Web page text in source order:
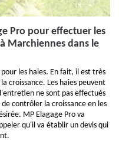
Pro pour effectuer les
Marchiennes dans le
les haies. En fait, il est très
croissance. Les haies peuvent
ne sont pas effectués
contrôler la croissance en les
MP Elagage Pro va
qu'il va établir un devis qui